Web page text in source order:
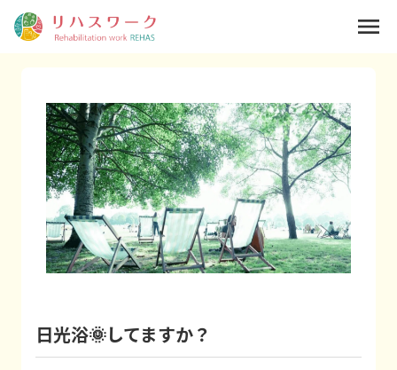
日光浴🌞してますか？
menu